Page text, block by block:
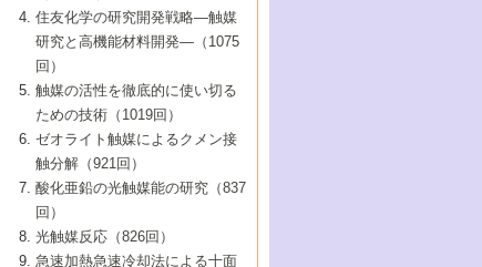
8号 若手研究者による触媒研究の未来展望
2：大学・研究所編
8号 多機能型リアクター
8号 超臨界流体を用いた化学プロセスの新
6号 第94回触媒討論会
7号 サブナノレベルでみた新しい表面現象
8号 オレフィン重合触媒の新たな展
5号 基礎化学品製造の触媒技術
6号 第92回触媒討論会
7号 基礎化学品製造の触媒技術
8号 資源の循環と触媒技術
5号 こんな触媒が欲しい
6号 第90回触媒討論会
7号 触媒研究と学術雑誌/情報
8号 若い世代からみた触媒化学の現状と未
4号 水素製造・利用の触媒化学
5号 触媒研究における新しい切り口：コン
ビナトリアルケミストリー
6号 第88回触媒討論会特集号
7号 企業における触媒研究のブレークスル
8号 この材料を触媒として使ってみません
3号 反応ダイナミクス
5号 触媒のおもしろさをどのように伝える
6号 第86回触媒討論会
7号 水素化精製触媒の新しい展開
8号 新しい反応性と機能性を目指した金属
クラスタ-化学
2号 第83回触媒討論会
3号 均一系触媒反応最前線
4号 実用炭素材料の新展開
5号 研究の方法論を考える
7号 機能性金属材料と触媒
8号 触媒研究へのNMRの応用と展望
進展と21世紀への提言/創立40周年記念・触
媒学会この10年の歩みとこれから/創立40周
2号 第81回触媒討論会
3号 計算機触媒化学へのさそい
4号 触媒劣化の制御と予測
5号 最新の実用プロセスと触媒
6号 第82回触媒討論会
1号 均一系と不均一系触媒反応-その特徴と
接点
2号 第79回触媒討論会
3号 最新NO除去触媒の実用化研究
4号 新しい反応場を目指した触媒調製
5号 反応・分離技術の新しい展開
6号 第80回触媒討論会
▼38巻（1996年）
1号 触媒の構造と触媒作用/C1化学を中心と
する21世紀への触媒
3号 オリンピックメダル:金・銀・銅はどん
な触媒作用を示すか
4号 触媒作用における機能の複合化
▼37巻（1995年）
1号 ファインケミカルズと固体触媒
2号 第75回触媒討論会
3号 希土類を利用した触媒
4号 触媒とリサイクル
5号 エネルギー変換触媒
▼36巻（1994年）
1号 電気化学と触媒
2号 第73回触媒討論会
3号 C4化学の展開
4号 《通常号》
▼35巻（1993年）
1号 工業触媒開発マニュアル―探索から工
業化まで
2号 第71回触媒討論会
▼34巻（1992年）
1号 インパクトを与えたこの研究
2号 第69回触媒討論会
▼33巻（1991年）
1号 触媒プロセス開発マニュアル―探索か
▼32巻（1990年）
住友化学の研究開発戦略―触媒
研究と高機能材料開発―（1075
回）
触媒の活性を徹底的に使い切る
ための技術（1019回）
ゼオライト触媒によるクメン接
触分解（921回）
酸化亜鉛の光触媒能の研究（837
回）
光触媒反応（826回）
急速加熱急速冷却法による十面